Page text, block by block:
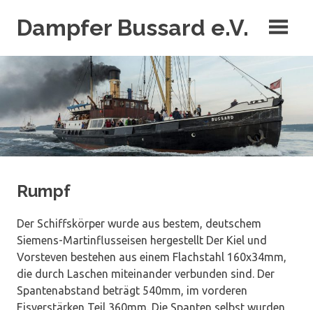
InhaltDampfer Bussard e.V.
Rumpf
Der Schiffskörper wurde aus bestem, deutschem
Siemens-Martinflusseisen hergestellt Der Kiel und
Vorsteven bestehen aus einem Flachstahl 160x34mm,
die durch Laschen miteinander verbunden sind. Der
Spantenabstand beträgt 540mm, im vorderen
Eisverstärken Teil 360mm. Die Spanten selbst wurden